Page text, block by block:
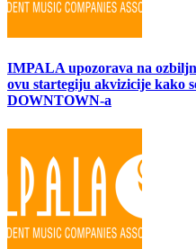
IMPALA upozorava na
ovu startegiju akvizicije kako
DOWNTOWN-a